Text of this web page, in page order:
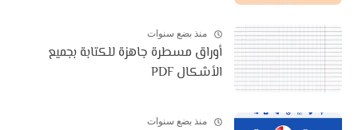
منذ بضع سنوات
أوراق مسطرة جاهزة للكتابة بجميع
الأشكال PDF
منذ بضع سنوات